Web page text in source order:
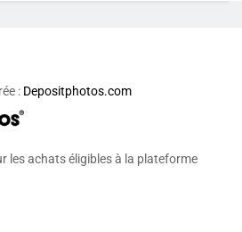
: Depositphotos.com
les achats éligibles à la plateforme